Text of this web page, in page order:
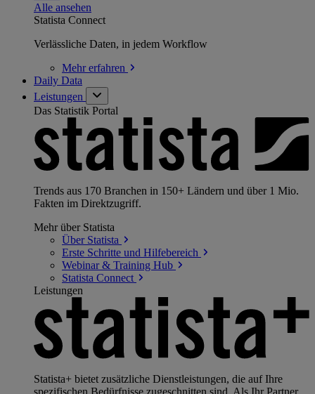
Alle ansehen
Statista Connect
Verlässliche Daten, in jedem Workflow
Mehrerfahren
Daily Data
Leistungen
Das Statistik Portal
Trends aus 170 Branchen in 150+ Ländern und über 1 Mio.
Fakten im Direktzugriff.
Mehr über Statista
Über Statista
Erste Schritte und Hilfebereich
Webinar & Training Hub
Statista Connect
Leistungen
Statista+ bietet zusätzliche Dienstleistungen, die auf Ihre
spezifischen Bedürfnisse zugeschnitten sind. Als Ihr Partner